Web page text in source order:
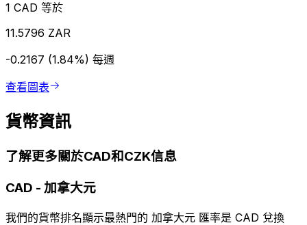
1 CAD 等於
11.5796 ZAR
-0.2167 (1.84%) 每週
查看圖表
貨幣資訊
了解更多關於CAD和CZK信息
CAD - 加拿大元
我們的貨幣排名顯示最熱門的 加拿大元 匯率是 CAD 兌換